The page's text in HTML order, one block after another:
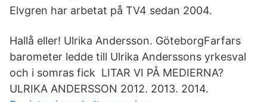
Elvgren har arbetat på TV4 sedan 2004.
Hallå eller! Ulrika Andersson. GöteborgFarfars
barometer ledde till Ulrika Anderssons yrkesval
och i somras fick LITAR VI PÅ MEDIERNA?
ULRIKA ANDERSSON 2012. 2013. 2014.